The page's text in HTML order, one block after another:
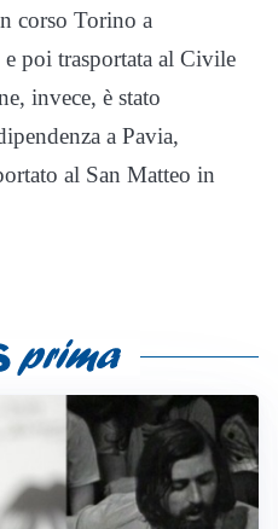
corso Torino a
poi trasportata al Civile
invece, è stato
a Pavia,
al San Matteo in